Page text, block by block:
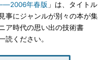
年春版 」は、タイトル
事にジャンルが別々の本が集
ア時代の思い出の技術書
読ください。